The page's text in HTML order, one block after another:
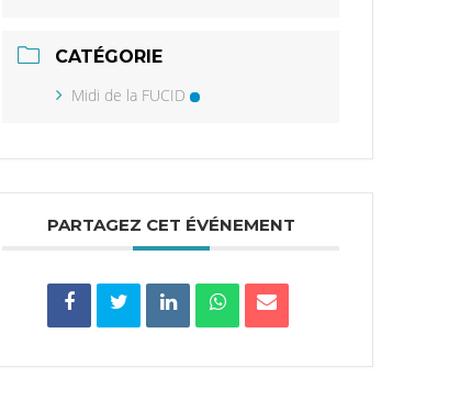
CATÉGORIE
Midi de la FUCID
PARTAGEZ CET ÉVÉNEMENT